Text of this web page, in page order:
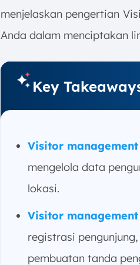
menjelaskan pengertian
Anda dalam menciptakan
Key
Visitor
mengelola data
lokasi.
Visitor
registrasi
pembuatan tanda